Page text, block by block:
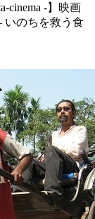
cinema -】映画
いのちを救う食